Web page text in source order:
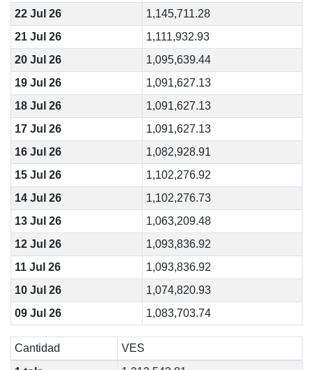
22 Jul 26
1,145,711.28
21 Jul 26
1,111,932.93
20 Jul 26
1,095,639.44
19 Jul 26
1,091,627.13
18 Jul 26
1,091,627.13
17 Jul 26
1,091,627.13
16 Jul 26
1,082,928.91
15 Jul 26
1,102,276.92
14 Jul 26
1,102,276.73
13 Jul 26
1,063,209.48
12 Jul 26
1,093,836.92
11 Jul 26
1,093,836.92
10 Jul 26
1,074,820.93
09 Jul 26
1,083,703.74
Cantidad
VES